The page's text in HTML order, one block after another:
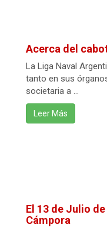
Acerca del
La Liga Naval
tanto en sus
societaria a ...
Leer Más
El 13 de Julio
Cámpora